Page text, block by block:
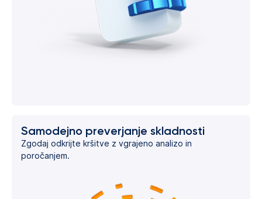
Samodejno preverjanje skladnosti
Zgodaj odkrijte kršitve z vgrajeno analizo in
poročanjem.